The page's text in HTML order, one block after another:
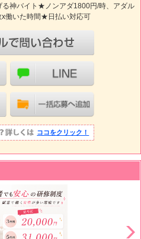
る神バイト★ノンアダ1800円/時、アダル
x働いた時間★日払い対応可
ココをクリック！